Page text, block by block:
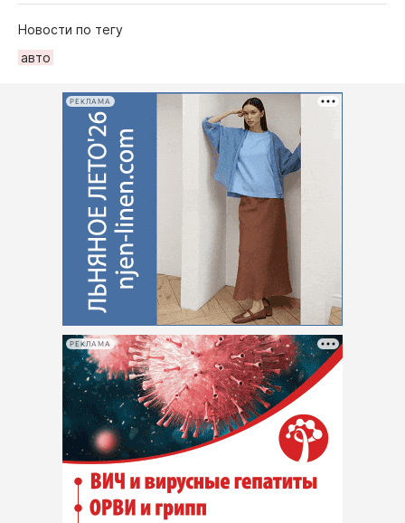
Новости по тегу
авто
РЕКЛАМА
РЕКЛАМА